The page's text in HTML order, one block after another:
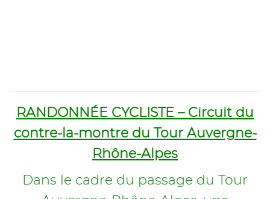
RANDONNÉE CYCLISTE – Circuit du
contre-la-montre du Tour Auvergne-
Rhône-Alpes
Dans le cadre du passage du Tour